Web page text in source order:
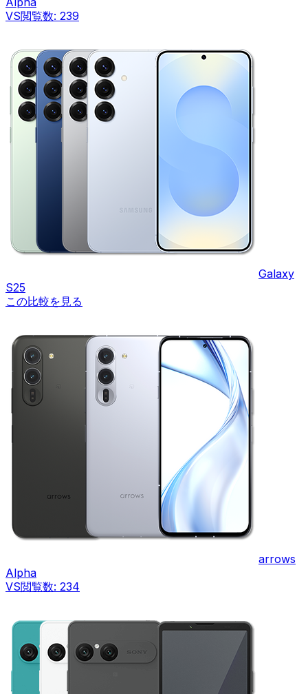
VS閲覧数: 239
Galaxy
S25
この比較を見る
arrows
Alpha
VS閲覧数: 234